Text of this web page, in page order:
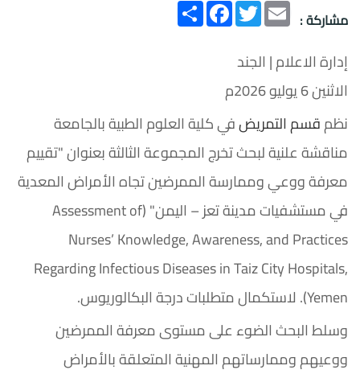
مشاركة :
انشر
FacebookTwitter Email
إدارة الاعلام | الجند
الاثنين 6 يوليو 2026م
نظمقسم التمريضفي كلية العلوم الطبية بالجامعة
مناقشة علنية لبحث تخرج المجموعة الثالثة بعنوان "تقييم
معرفة ووعي وممارسة الممرضين تجاه الأمراض المعدية
في مستشفيات مدينة تعز – اليمن" (Assessment of
Nurses’ Knowledge, Awareness, and Practices
Regarding Infectious Diseases in Taiz City Hospitals,
Yemen). لاستكمال متطلبات درجة البكالوريوس.
وسلط البحث الضوء على مستوى معرفة الممرضين
ووعيهم وممارساتهم المهنية المتعلقة بالأمراض